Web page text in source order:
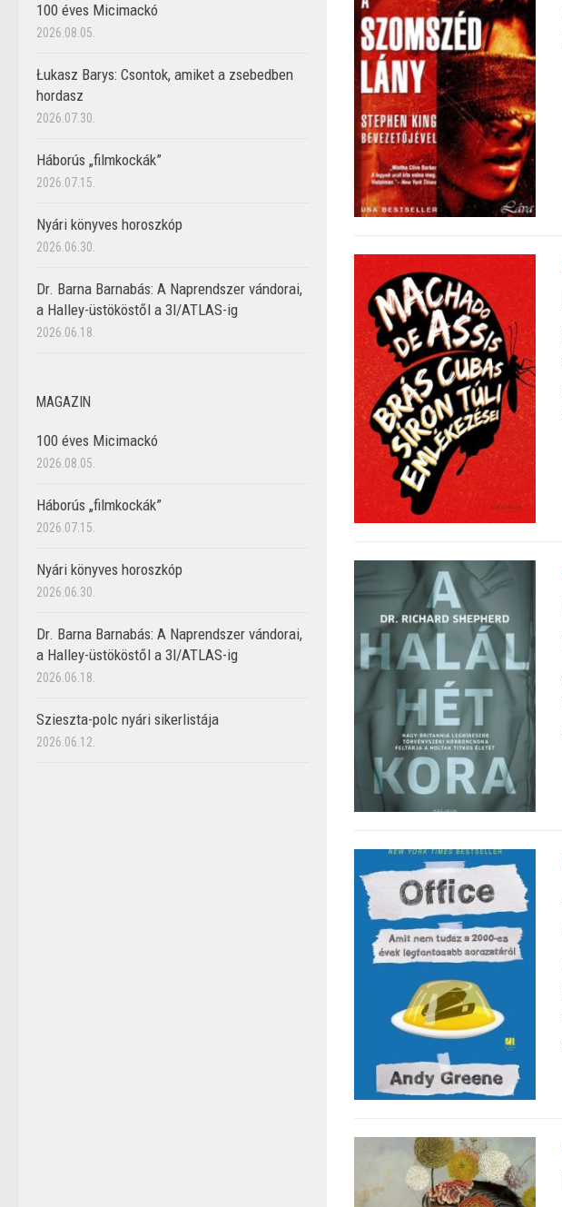
100 éves Micimackó
2026.08.05.
Łukasz Barys: Csontok, amiket a zsebedben
hordasz
2026.07.30.
Háborús „filmkockák”
2026.07.15.
Nyári könyves horoszkóp
2026.06.30.
Dr. Barna Barnabás: A Naprendszer vándorai,
a Halley-üstököstől a 3I/ATLAS-ig
2026.06.18.
MAGAZIN
100 éves Micimackó
2026.08.05.
Háborús „filmkockák”
2026.07.15.
Nyári könyves horoszkóp
2026.06.30.
Dr. Barna Barnabás: A Naprendszer vándorai,
a Halley-üstököstől a 3I/ATLAS-ig
2026.06.18.
Szieszta-polc nyári sikerlistája
2026.06.12.